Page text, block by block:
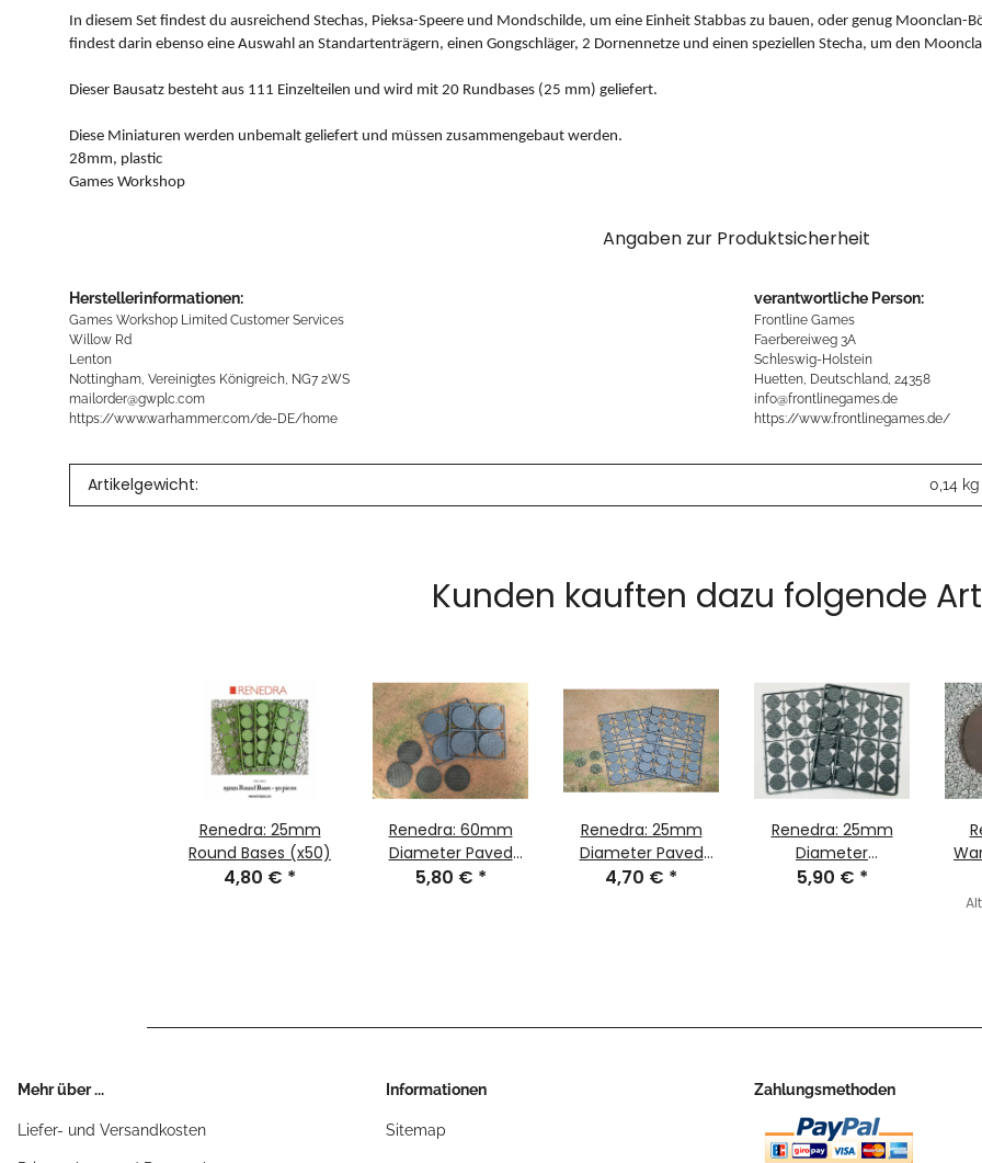
In diesem Set findest du ausreichend Stechas, Pieksa-Speere und Mondschilde, um eine Einheit Stabbas zu bauen, oder genug Moonclan-
findest darin ebenso eine Auswahl an Standartenträgern, einen Gongschläger, 2 Dornennetze und einen speziellen Stecha, um den
Dieser Bausatz besteht aus 111 Einzelteilen und wird mit 20 Rundbases (25 mm) geliefert.
Diese Miniaturen werden unbemalt geliefert und müssen zusammengebaut werden.
28mm, plastic
Games Workshop
Angaben zur Produktsicherheit
Herstellerinformationen:
Games Workshop Limited Customer Services
Willow Rd
Lenton
Nottingham, Vereinigtes Königreich, NG7 2WS
mailorder@gwplc.com
https://www.warhammer.com/de-DE/home
verantwortliche Person:
Frontline Games
Faerbereiweg 3A
Schleswig-Holstein
Huetten, Deutschland, 24358
info@frontlinegames.de
https://www.frontlinegames.de/
Artikelgewicht: 0,14 kg
Kunden kauften dazu folgende
Renedra: 25mm
Round Bases (x50)
4,80 € *
Renedra: 60mm
Diameter Paved
Effect Bases (x8)
5,80 € *
Renedra: 25mm
Diameter Paved
Effect Bases (x52)
4,70 € *
Renedra: 25mm
Diameter
Cobblestone Bases
5,90 € *
Mehr über ...
Liefer- und Versandkosten
Informationen
Sitemap
Zahlungsmethoden